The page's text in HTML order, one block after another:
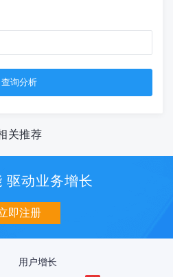
关推荐
驱动业务增长
即注册
用户增长